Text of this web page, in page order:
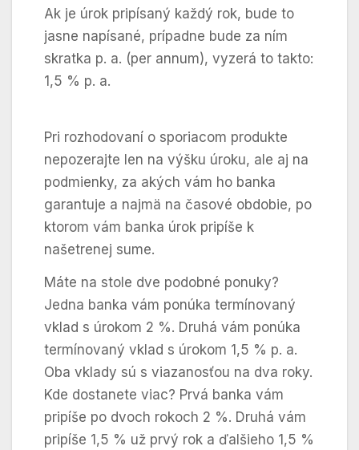
Ak je úrok pripísaný každý rok, bude to
jasne napísané, prípadne bude za ním
skratka p. a. (per annum), vyzerá to takto:
1,5 % p. a.
Pri rozhodovaní o sporiacom produkte
nepozerajte len na výšku úroku, ale aj na
podmienky, za akých vám ho banka
garantuje a najmä na časové obdobie, po
ktorom vám banka úrok pripíše k
našetrenej sume.
Máte na stole dve podobné ponuky?
Jedna banka vám ponúka termínovaný
vklad s úrokom 2 %. Druhá vám ponúka
termínovaný vklad s úrokom 1,5 % p. a.
Oba vklady sú s viazanosťou na dva roky.
Kde dostanete viac? Prvá banka vám
pripíše po dvoch rokoch 2 %. Druhá vám
pripíše 1,5 % už prvý rok a ďalšieho 1,5 %